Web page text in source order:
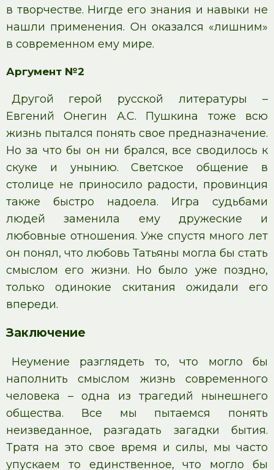
в творчестве. Нигде его знания и навыки не
нашли применения. Он оказался «лишним»
в современном ему мире.
Аргумент №2
Другой герой русской литературы –
Евгений Онегин А.С. Пушкина тоже всю
жизнь пытался понять свое предназначение.
Но за что бы он ни брался, все сводилось к
скуке и унынию. Светское общение в
столице не приносило радости, провинция
также быстро надоела. Игра судьбами
людей заменила ему дружеские и
любовные отношения. Уже спустя много лет
он понял, что любовь Татьяны могла бы стать
смыслом его жизни. Но было уже поздно,
только одинокие скитания ожидали его
впереди.
Заключение
Неумение разглядеть то, что могло бы
наполнить смыслом жизнь современного
человека – одна из трагедий нынешнего
общества. Все мы пытаемся понять
неизведанное, разгадать загадки бытия.
Тратя на это свое время и силы, мы часто
упускаем то единственное, что могло бы